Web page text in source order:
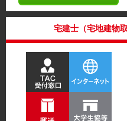
宅建士（宅地建物